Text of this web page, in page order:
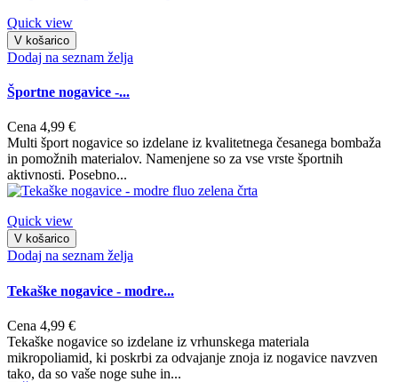
Quick view
V košarico
Dodaj na seznam želja
Športne nogavice -...
Cena 4,99 €
Multi šport nogavice so izdelane iz kvalitetnega česanega bombaža
in pomožnih materialov. Namenjene so za vse vrste športnih
aktivnosti. Posebno...
Quick view
V košarico
Dodaj na seznam želja
Tekaške nogavice - modre...
Cena 4,99 €
Tekaške nogavice so izdelane iz vrhunskega materiala
mikropoliamid, ki poskrbi za odvajanje znoja iz nogavice navzven
tako, da so vaše noge suhe in...